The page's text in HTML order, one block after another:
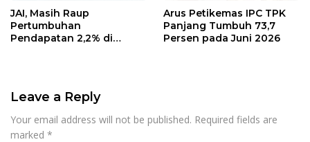
JAI, Masih Raup
Pertumbuhan
Pendapatan 2,2% di
Arus Petikemas IPC TPK
Panjang Tumbuh 73,7
Persen pada Juni 2026
Leave a Reply
Your email address will not be published. Required fields are
marked *